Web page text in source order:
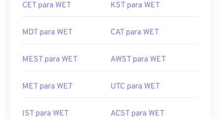
CET para WET KST para WET
MDT para WET CAT para WET
MEST para WET AWST para WET
MET para WET UTC para WET
IST para WET ACST para WET